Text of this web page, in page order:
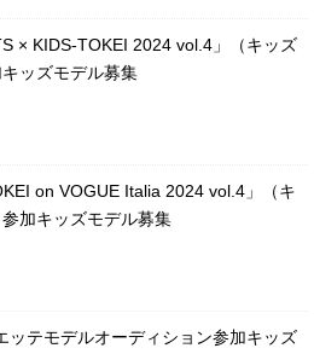
× KIDS-TOKEI 2024 vol.4」（キッズ
ッズモデル募集
on VOGUE Italia 2024 vol.4」（キ
加キッズモデル募集
ッテモデルオーディション参加キッズ